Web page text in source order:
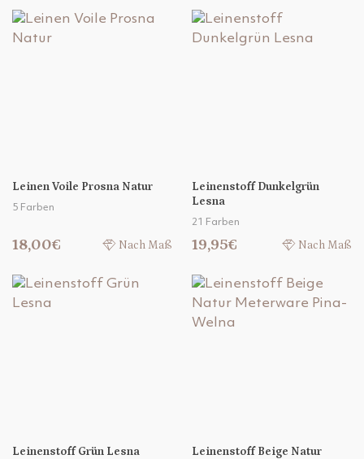
Leinen Voile Prosna Natur
5 Farben
18,00€ Nach Maß
Leinenstoff Dunkelgrün
Lesna
21 Farben
19,95€ Nach Maß
Leinenstoff Grün Lesna
Leinenstoff Beige Natur